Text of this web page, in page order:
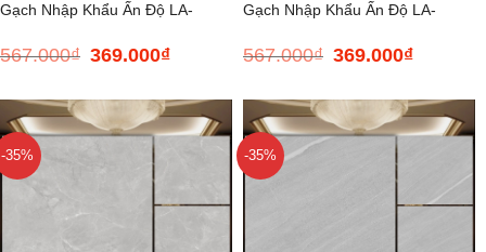
Gạch Nhập Khẩu Ấn Độ LA-
567.000₫ Giá
là:
567.000₫.
369.000₫Giá
tại
là:
369.000₫.
Gạch Nhập Khẩu Ấn Độ LA-
567.000₫ Giá
là:
567.000₫.
369.000₫Giá
tại
là:
369.000₫.
-35%
-35%